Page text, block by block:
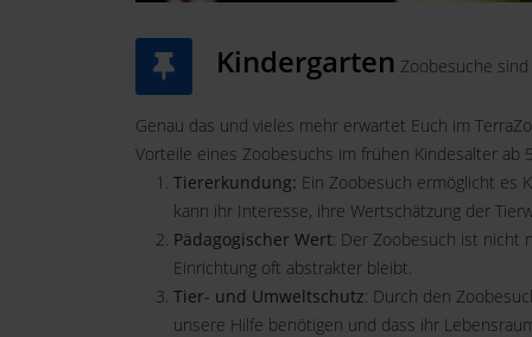
Kindergarten Zoobesuche
Genau das und vieles mehr erwartet Euch im
Vorteile eines Zoobesuchs im frühen Kindesalter ab
Tiererkundung: Ein Zoobesuch ermöglicht es
kann ihr Interesse, ihre Wertschätzung der
Pädagogischer Wert: Der Zoobesuch ist nicht
Einrichtung oft abstrakter bleibt.
Tier- und Umweltschutz: Durch den
unsere Hilfe benötigen und dass ihr